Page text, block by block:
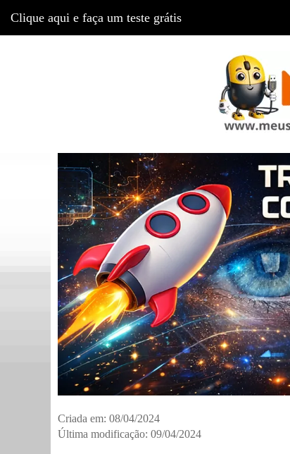
Criada em: 08/04/2024
Última modificação: 09/04/2024
Clique aqui e faça um teste grátis